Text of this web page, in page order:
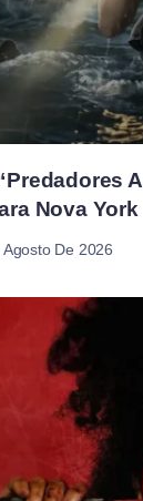
Nova York
Agosto De 2026